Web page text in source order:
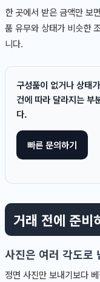
한 곳에서 받은 금액만 보
품 유무와 상태가 비슷한
니다.
구성품이 없거나 상태
건에 따라 달라지는 부
다.
빠른 문의하기
거래 전에 준비
사진은 여러 각도로
정면 사진만 보내기보다